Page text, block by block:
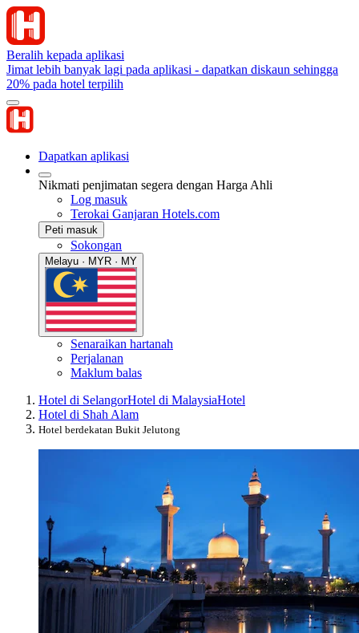
Beralih kepada aplikasi
Jimat lebih banyak lagi pada aplikasi - dapatkan diskaun sehingga
20% pada hotel terpilih
Dapatkan aplikasi
Nikmati penjimatan segera dengan Harga Ahli
Log masuk
Terokai Ganjaran Hotels.com
Peti masuk
Sokongan
Melayu · MYR · MY
Senaraikan hartanah
Perjalanan
Maklum balas
Hotel di SelangorHotel di MalaysiaHotel
Hotel di Shah Alam
Hotel berdekatan Bukit Jelutong